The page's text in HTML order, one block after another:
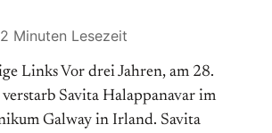
2 Minuten Lesezeit
Links Vor drei Jahren, am 28.
Sa­vita Ha­lap­pa­na­var im
Gal­way in Ir­land. Savita